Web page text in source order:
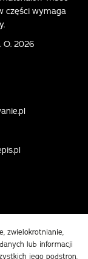
części wymaga
O. 2026
zwielokrotnianie,
lub informacji
jego podstron,